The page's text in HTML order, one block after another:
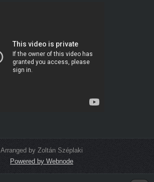
Arranged by Zoltán Széplaki
Powered by Webnode